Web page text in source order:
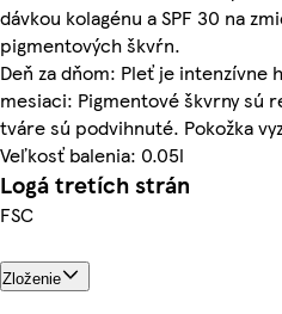
dávkou kolagénu a SPF 30 na
pigmentových škvŕn.
Deň za dňom: Pleť je intenzívne
mesiaci: Pigmentové škvrny sú
tváre sú podvihnuté. Pokožka
Veľkosť balenia: 0.05l
Logá tretích strán
FSC
Zloženie